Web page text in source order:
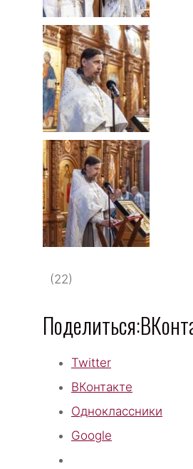
(22)
Twitter
ВКонтакте
Одноклассники
Google